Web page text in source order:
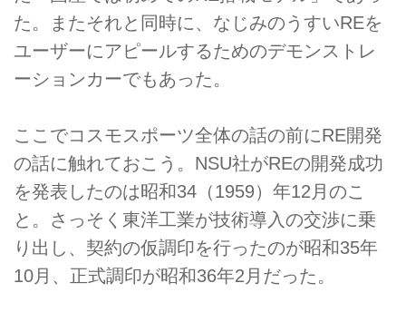
た。またそれと同時に、なじみのうすいREを
ユーザーにアピールするためのデモンストレ
ーションカーでもあった。
ここでコスモスポーツ全体の話の前にRE開発
の話に触れておこう。NSU社がREの開発成功
を発表したのは昭和34（1959）年12月のこ
と。さっそく東洋工業が技術導入の交渉に乗
り出し、契約の仮調印を行ったのが昭和35年
10月、正式調印が昭和36年2月だった。